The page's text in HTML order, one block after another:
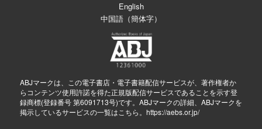
English
中国語（簡体字）
ABJマークは、この電子書店・電子書籍配信サービスが、著作権者か
らコンテンツ使用許諾を得た正規版配信サービスであることを示す登
録商標(登録番号 第6091713号)です。ABJマークの詳細、ABJマークを
掲示しているサービスの一覧はこちら。 https://aebs.or.jp/